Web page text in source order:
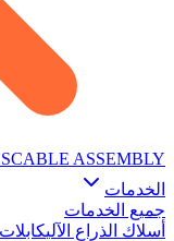
CABLE ASSEMBLY
الخدمات
جميع الخدمات
أسلاك الذراع الآلي